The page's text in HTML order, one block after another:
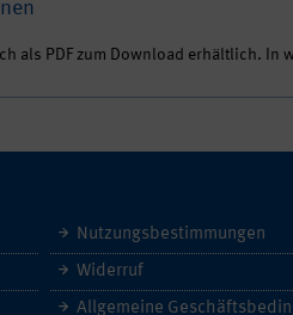
als PDF zum Download erhältlich. In
Nutzungsbestimmungen
Widerruf